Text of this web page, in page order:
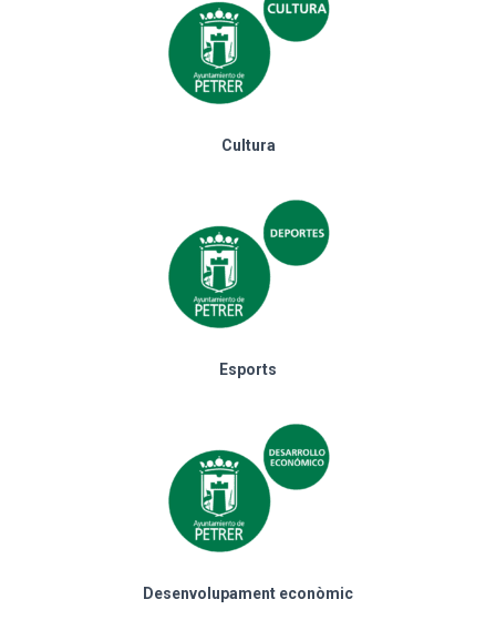
Cultura
Esports
Desenvolupament econòmic